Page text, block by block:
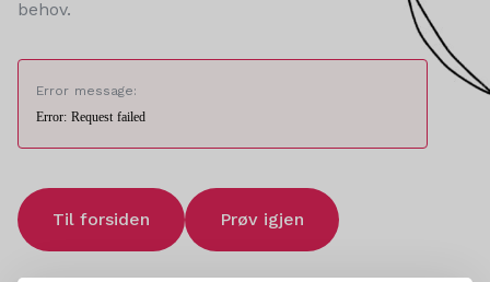
behov.
Error message:
Error: Request failed
Til forsiden Prøv igjen